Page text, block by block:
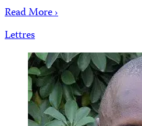
Read More ›
Lettres